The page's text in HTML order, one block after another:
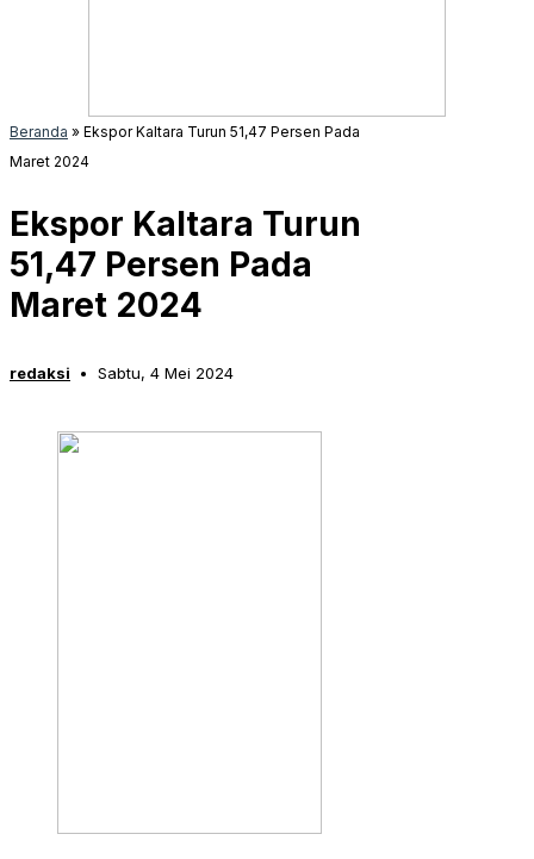
Beranda » Ekspor Kaltara Turun 51,47 Persen Pada
Maret 2024
Ekspor Kaltara Turun
51,47 Persen Pada
Maret 2024
redaksi Sabtu, 4 Mei 2024